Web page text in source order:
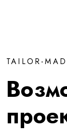
TAILOR-